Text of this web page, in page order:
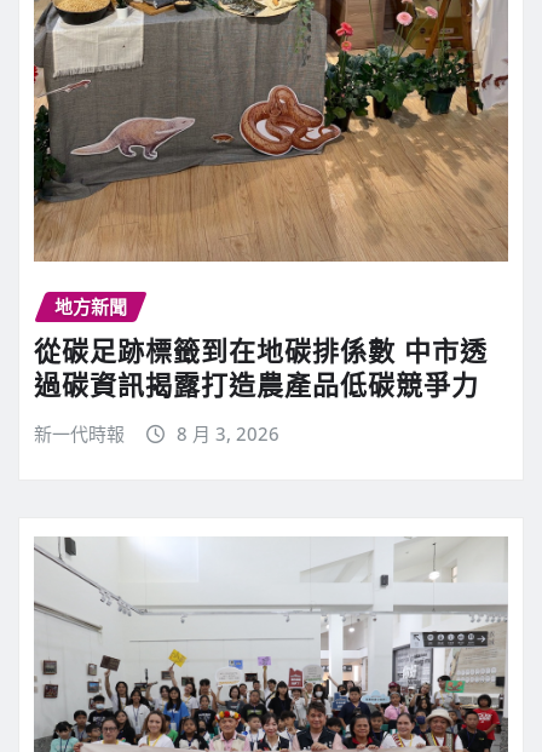
地方新聞
從碳足跡標籤到在地碳排係數 中市透
過碳資訊揭露打造農產品低碳競爭力
新一代時報 8 月 3, 2026